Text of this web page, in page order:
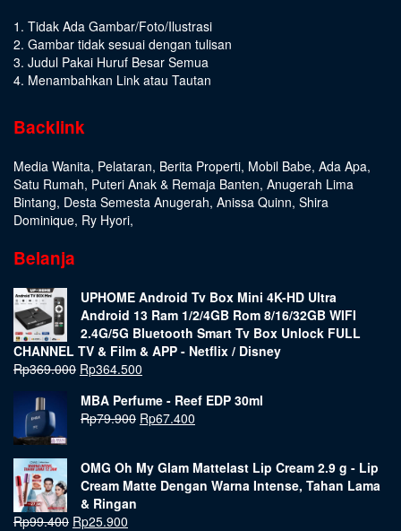
1. Tidak Ada Gambar/Foto/Ilustrasi
2. Gambar tidak sesuai dengan tulisan
3. Judul Pakai Huruf Besar Semua
4. Menambahkan Link atau Tautan
Backlink
Media Wanita, Pelataran, Berita Properti, Mobil Babe, Ada Apa,
Satu Rumah, Puteri Anak & Remaja Banten, Anugerah Lima
Bintang, Desta Semesta Anugerah, Anissa Quinn, Shira
Dominique, Ry Hyori,
Belanja
UPHOME Android Tv Box Mini 4K-HD Ultra
Android 13 Ram 1/2/4GB Rom 8/16/32GB WIFI
2.4G/5G Bluetooth Smart Tv Box Unlock FULL
CHANNEL TV & Film & APP - Netflix / Disney
Rp369.000 Rp364.500
MBA Perfume - Reef EDP 30ml
Rp79.900 Rp67.400
OMG Oh My Glam Mattelast Lip Cream 2.9 g - Lip
Cream Matte Dengan Warna Intense, Tahan Lama
& Ringan
Rp99.400 Rp25.900